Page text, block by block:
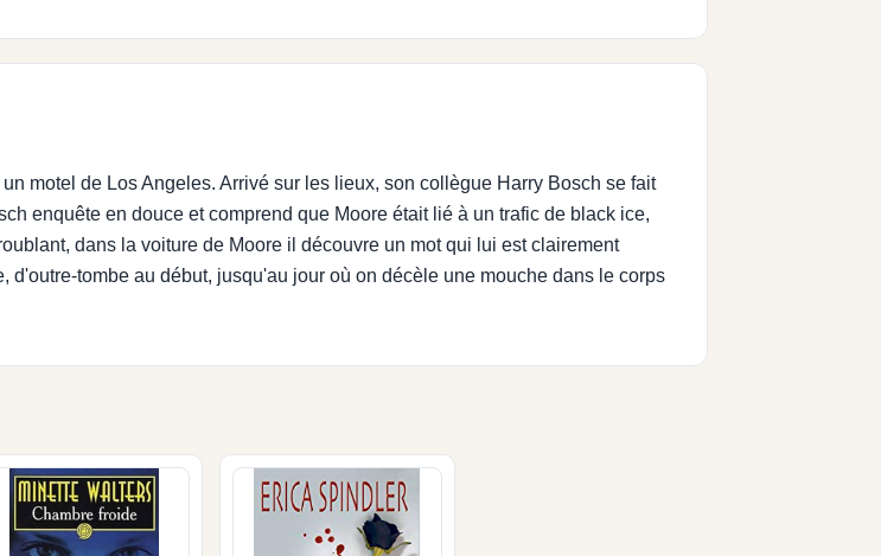
motel de Los Angeles. Arrivé sur les lieux, son collègue Harry Bosch se fait
enquête en douce et comprend que Moore était lié à un trafic de black ice,
dans la voiture de Moore il découvre un mot qui lui est clairement
tombe au début, jusqu'au jour où on décèle une mouche dans le corps